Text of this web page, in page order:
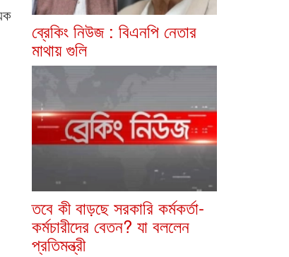
ব্রেকিং নিউজ : বিএনপি নেতার
মাথায় গুলি
তবে কী বাড়ছে সরকারি কর্মকর্তা-
কর্মচারীদের বেতন? যা বললেন
প্রতিমন্ত্রী